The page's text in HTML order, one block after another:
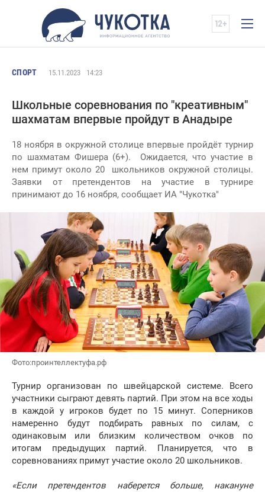
СПОРТ 15.11.2023 14:23
Школьные соревнования по "креативным"
шахматам впервые пройдут в Анадыре
18 ноября в окружной столице впервые пройдёт турнир
по шахматам Фишера (6+). Ожидается, что участие в
нем примут около 20 школьников окружной столицы.
Заявки от претендентов на участие в турнире
принимают до 16 ноября, сообщает ИА "Чукотка"
Фото:проинтеллектуфа.рф
Турнир организован по швейцарской системе. Всего
участники сыграют девять партий. При этом на все ходы
в каждой у игроков будет по 15 минут. Соперников
намеренно будут подбирать равных по силам, с
одинаковым или близким количеством очков по
итогам предыдущих партий. Планируется, что в
соревнованиях примут участие около 20 школьников.
«Если претендентов наберется больше, накануне